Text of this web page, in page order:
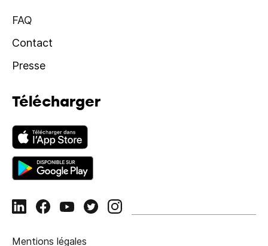
FAQ
Contact
Presse
Télécharger
Mentions légales